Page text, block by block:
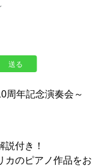
周年記念演奏会～
付き！
カのピアノ作品をお